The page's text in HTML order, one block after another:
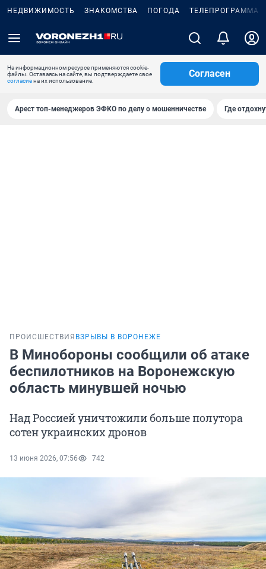
НЕДВИЖИМОСТЬ ЗНАКОМСТВА ПОГОДА ТЕЛЕПРОГРАММА
На информационном ресурсе применяются cookie-
файлы. Оставаясь на сайте, вы подтверждаете свое
согласиена их использование.
Согласен
Арест топ-менеджеров ЭФКО по делу о мошенничестве Где
ПРОИСШЕСТВИЯ ВЗРЫВЫ В ВОРОНЕЖЕ
В Минобороны сообщили об атаке
беспилотников на Воронежскую
область минувшей ночью
Над Россией уничтожили больше полутора
сотен украинских дронов
13 июня 2026, 07:56 742